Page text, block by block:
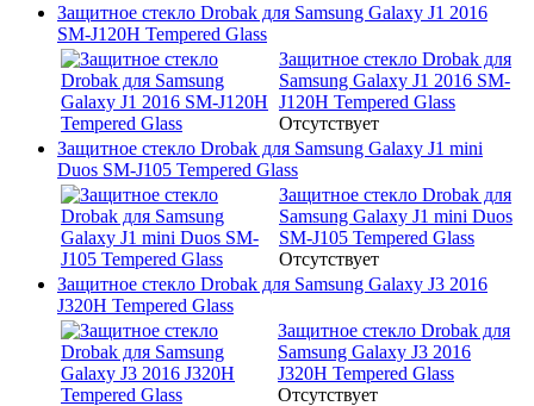
Защитное стекло Drobak для Samsung Galaxy J1 2016
SM-J120H Tempered Glass
Защитное стекло Drobak для
Samsung Galaxy J1 2016 SM-
J120H Tempered Glass
Отсутствует
Защитное стекло Drobak для Samsung Galaxy J1 mini
Duos SM-J105 Tempered Glass
Защитное стекло Drobak для
Samsung Galaxy J1 mini Duos
SM-J105 Tempered Glass
Отсутствует
Защитное стекло Drobak для Samsung Galaxy J3 2016
J320H Tempered Glass
Защитное стекло Drobak для
Samsung Galaxy J3 2016
J320H Tempered Glass
Отсутствует